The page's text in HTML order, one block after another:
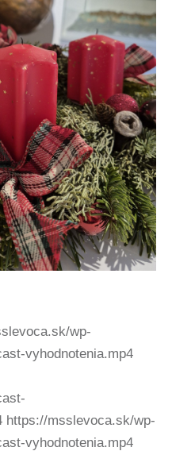
wp-
vyhodnotenia.mp4
https://msslevoca.sk/wp-
vyhodnotenia.mp4